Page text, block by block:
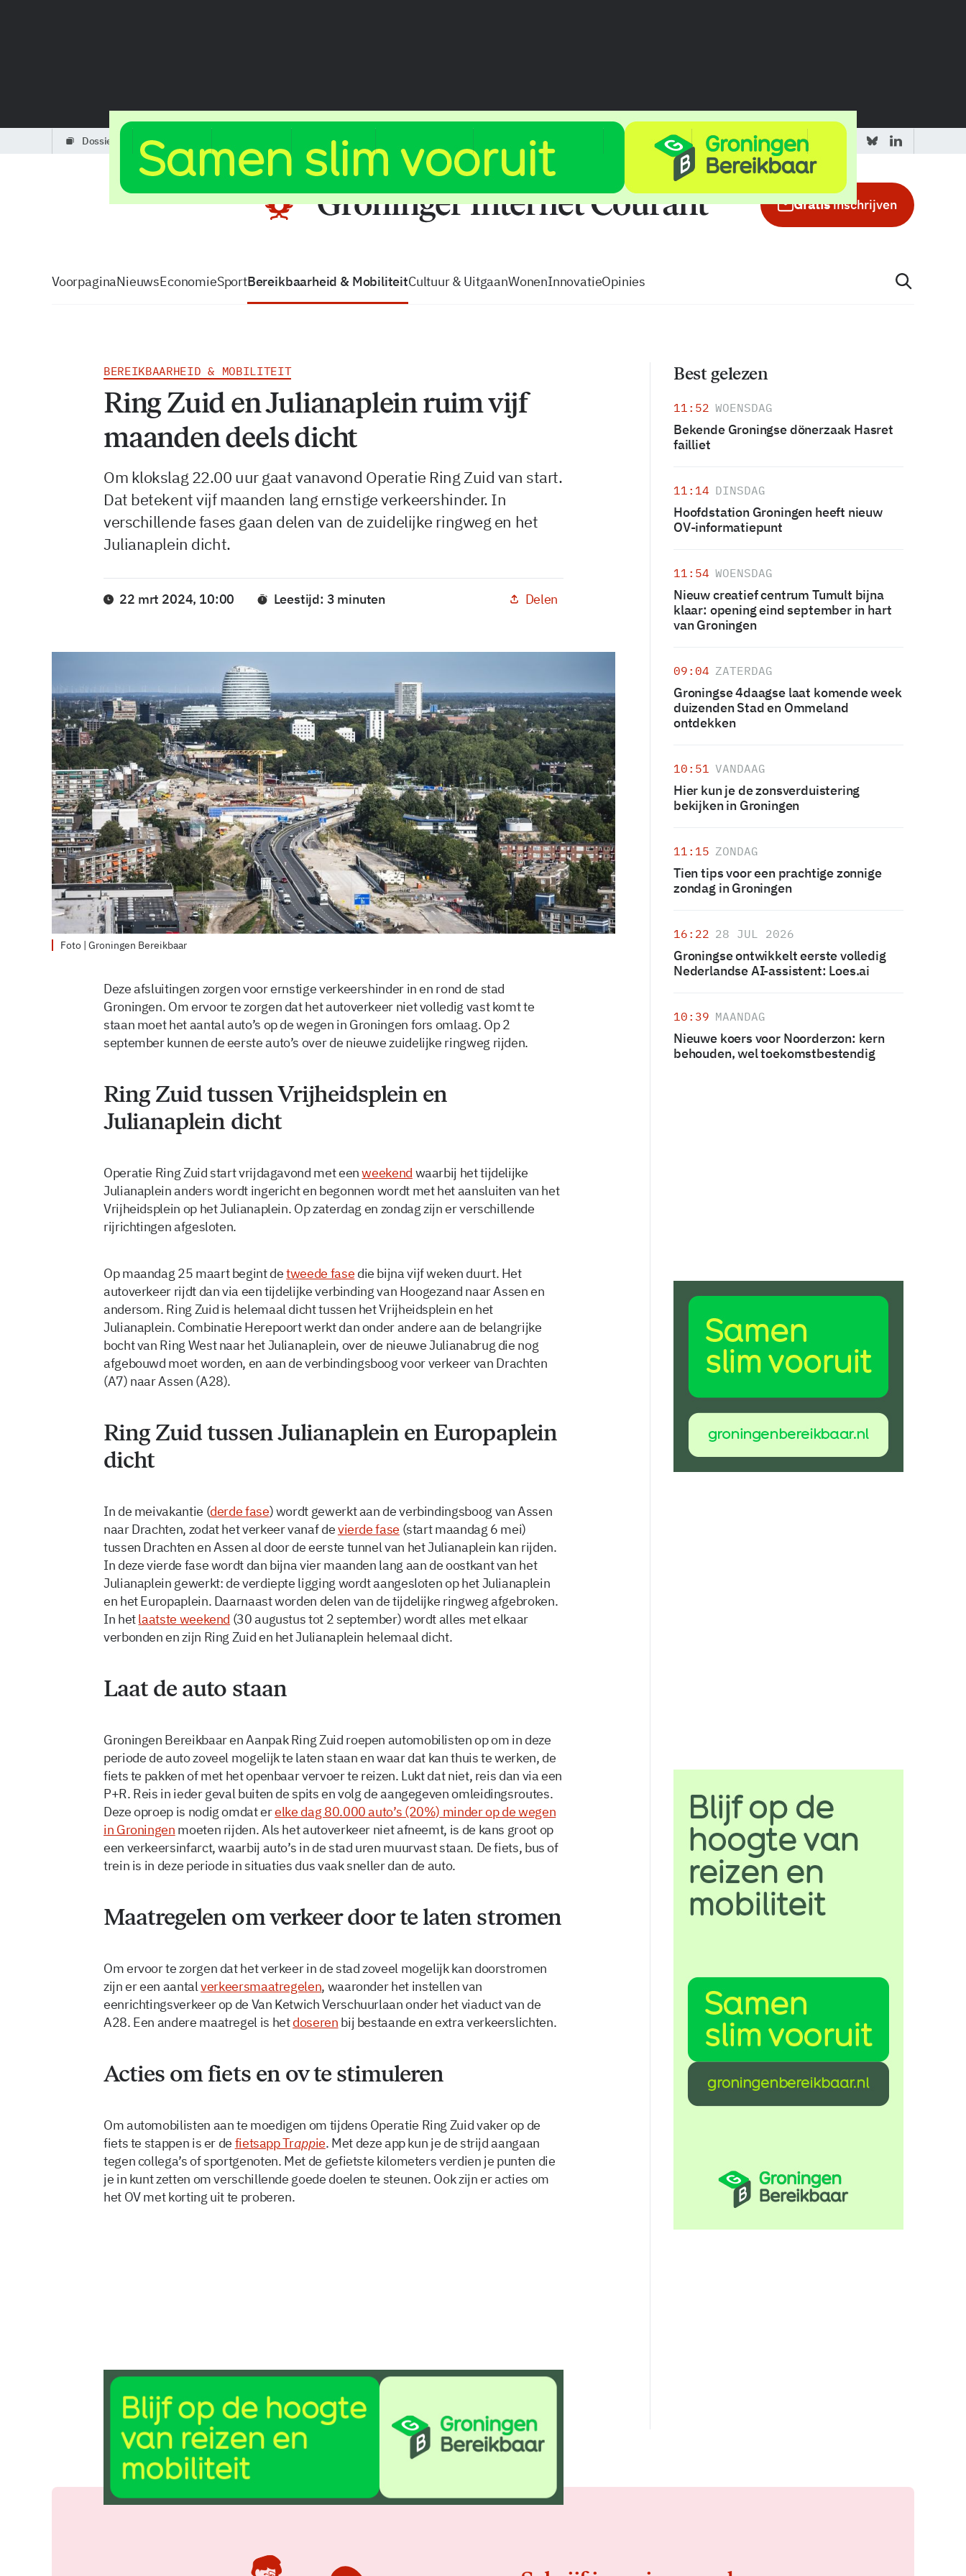
dossiers vacatures Tip de redactie Adverteren in de GIC
Gratisinschrijven
VoorpaginaNieuwsEconomieSportBereikbaarheid & MobiliteitCultuur & UitgaanWonenInnovatieOpinies
BEREIKBAARHEID & MOBILITEIT
Ring Zuid en Julianaplein ruim vijf
maanden deels dicht
Om klokslag 22.00 uur gaat vanavond Operatie Ring Zuid van start.
Dat betekent vijf maanden lang ernstige verkeershinder. In
verschillende fases gaan delen van de zuidelijke ringweg en het
Julianaplein dicht.
22 mrt 2024, 10:00 Leestijd: 3 minuten Delen
Foto | Groningen Bereikbaar
Deze afsluitingen zorgen voor ernstige verkeershinder in en rond de stad
Groningen. Om ervoor te zorgen dat het autoverkeer niet volledig vast komt te
staan moet het aantal auto’s op de wegen in Groningen fors omlaag. Op 2
september kunnen de eerste auto’s over de nieuwe zuidelijke ringweg rijden.
Ring Zuid tussen Vrijheidsplein en
Julianaplein dicht
Operatie Ring Zuid start vrijdagavond met eenweekend waarbij het tijdelijke
Julianaplein anders wordt ingericht en begonnen wordt met het aansluiten van het
Vrijheidsplein op het Julianaplein. Op zaterdag en zondag zijn er verschillende
rijrichtingen afgesloten.
Op maandag 25 maart begint detweede fase die bijna vijf weken duurt. Het
autoverkeer rijdt dan via een tijdelijke verbinding van Hoogezand naar Assen en
andersom. Ring Zuid is helemaal dicht tussen het Vrijheidsplein en het
Julianaplein. Combinatie Herepoort werkt dan onder andere aan de belangrijke
bocht van Ring West naar het Julianaplein, over de nieuwe Julianabrug die nog
afgebouwd moet worden, en aan de verbindingsboog voor verkeer van Drachten
(A7) naar Assen (A28).
Ring Zuid tussen Julianaplein en Europaplein
dicht
In de meivakantie (derde fase) wordt gewerkt aan de verbindingsboog van Assen
naar Drachten, zodat het verkeer vanaf devierde fase (start maandag 6 mei)
tussen Drachten en Assen al door de eerste tunnel van het Julianaplein kan rijden.
In deze vierde fase wordt dan bijna vier maanden lang aan de oostkant van het
Julianaplein gewerkt: de verdiepte ligging wordt aangesloten op het Julianaplein
en het Europaplein. Daarnaast worden delen van de tijdelijke ringweg afgebroken.
In hetlaatste weekend (30 augustus tot 2 september) wordt alles met elkaar
verbonden en zijn Ring Zuid en het Julianaplein helemaal dicht.
Laat de auto staan
Groningen Bereikbaar en Aanpak Ring Zuid roepen automobilisten op om in deze
periode de auto zoveel mogelijk te laten staan en waar dat kan thuis te werken, de
fiets te pakken of met het openbaar vervoer te reizen. Lukt dat niet, reis dan via een
P+R. Reis in ieder geval buiten de spits en volg de aangegeven omleidingsroutes.
Deze oproep is nodig omdat erelke dag 80.000 auto’s (20%) minder op de wegen
in Groningen moeten rijden. Als het autoverkeer niet afneemt, is de kans groot op
een verkeersinfarct, waarbij auto’s in de stad uren muurvast staan. De fiets, bus of
trein is in deze periode in situaties dus vaak sneller dan de auto.
Maatregelen om verkeer door te laten stromen
Om ervoor te zorgen dat het verkeer in de stad zoveel mogelijk kan doorstromen
zijn er een aantalverkeersmaatregelen, waaronder het instellen van
eenrichtingsverkeer op de Van Ketwich Verschuurlaan onder het viaduct van de
A28. Een andere maatregel is hetdoseren bij bestaande en extra verkeerslichten.
Acties om fiets en ov te stimuleren
Om automobilisten aan te moedigen om tijdens Operatie Ring Zuid vaker op de
fiets te stappen is er de fietsapp Trappie. Met deze app kun je de strijd aangaan
tegen collega’s of sportgenoten. Met de gefietste kilometers verdien je punten die
je in kunt zetten om verschillende goede doelen te steunen. Ook zijn er acties om
het OV met korting uit te proberen.
22 mrt 2024, 10:00 Delen
Best gelezen
11:52 WOENSDAG
Bekende Groningse dönerzaak Hasret
failliet
11:14 DINSDAG
Hoofdstation Groningen heeft nieuw
OV-informatiepunt
11:54 WOENSDAG
Nieuw creatief centrum Tumult bijna
klaar: opening eind september in hart
van Groningen
09:04 ZATERDAG
Groningse 4daagse laat komende week
duizenden Stad en Ommeland
ontdekken
10:51 VANDAAG
Hier kun je de zonsverduistering
bekijken in Groningen
11:15 ZONDAG
Tien tips voor een prachtige zonnige
zondag in Groningen
16:22 28 JUL 2026
Groningse ontwikkelt eerste volledig
Nederlandse AI-assistent: Loes.ai
10:39 MAANDAG
Nieuwe koers voor Noorderzon: kern
behouden, wel toekomstbestendig